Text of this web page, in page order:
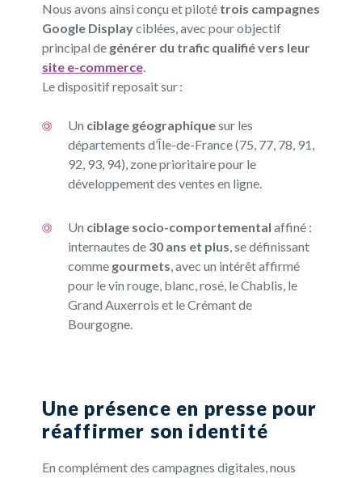
Nous avons ainsi conçu et piloté trois campagnes
Google Displayciblées, avec pour objectif
principal de générer du trafic qualifié vers leur
site e-commerce.
Le dispositif reposait sur :
Un ciblage géographiquesur les
départements d’Île-de-France (75, 77, 78, 91,
92, 93, 94), zone prioritaire pour le
développement des ventes en ligne.
Un ciblage socio-comportemental affiné :
internautes de30 ans et plus, se définissant
comme gourmets, avec un intérêt affirmé
pour le vin rouge, blanc, rosé, le Chablis, le
Grand Auxerrois et le Crémant de
Bourgogne.
Une présence en presse pour
réaffirmer son identité
En complément des campagnes digitales, nous